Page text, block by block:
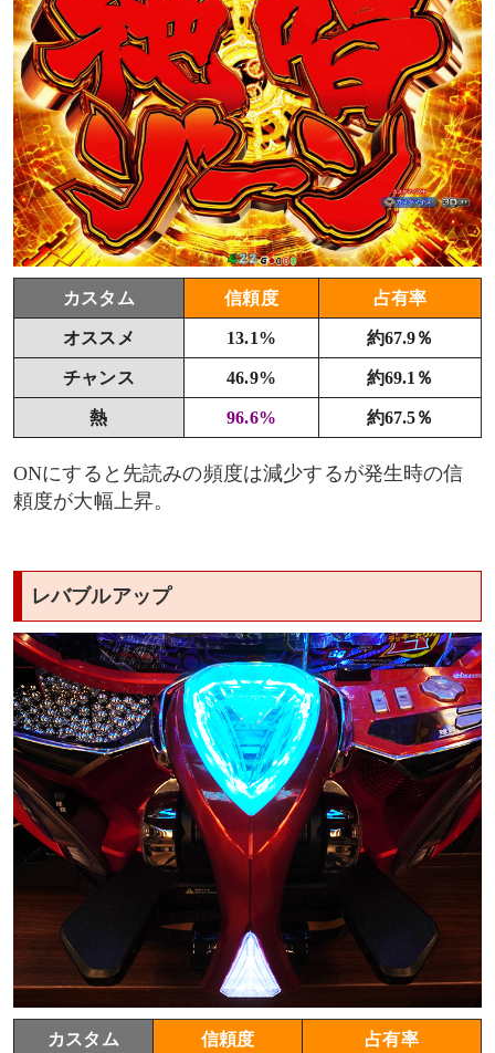
カスタム 信頼度 占有率
オススメ 13.1% 約67.9％
チャンス 46.9% 約69.1％
熱 96.6% 約67.5％
ONにすると先読みの頻度は減少するが発生時の信
頼度が大幅上昇。
レバブルアップ
カスタム 信頼度 占有率